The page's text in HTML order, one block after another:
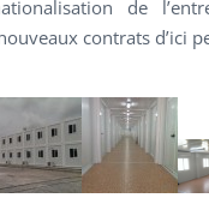
de
contrats d’ici